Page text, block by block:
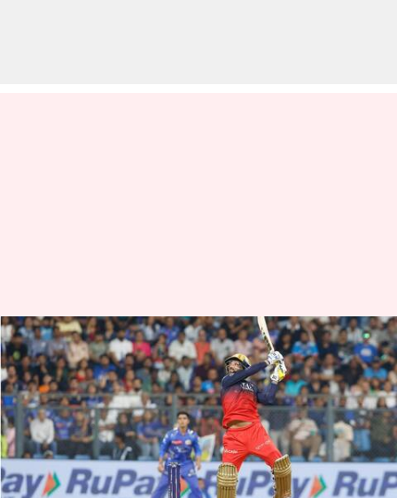
IPL 2025: रजत पाटीदार को जीत के
बाद मिला सजा, लगा 12 लाख रुपये
का जुर्माना
लेखन भारत शर्मा Apr 08, 2025 01:18 pm
क्या है खबर?